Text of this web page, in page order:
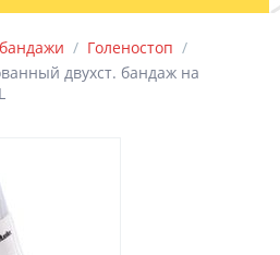
/ Голеностоп /
двухст. бандаж на